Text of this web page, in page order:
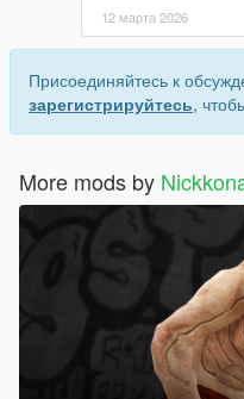
12 марта 2026
Присоединяйтесь к
зарегистрируйтесь,
More mods by